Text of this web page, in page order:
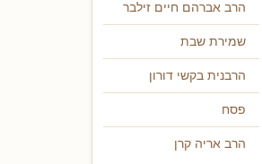
הרב אברהם חיים זילבר
שמירת שבת
הרבנית בקשי דורון
פסח
הרב אריה קרן